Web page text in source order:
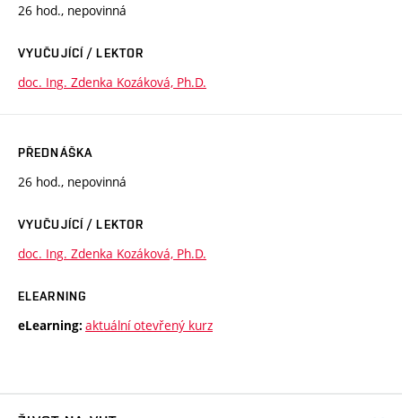
26 hod., nepovinná
VYUČUJÍCÍ / LEKTOR
doc. Ing. Zdenka Kozáková, Ph.D.
PŘEDNÁŠKA
26 hod., nepovinná
VYUČUJÍCÍ / LEKTOR
doc. Ing. Zdenka Kozáková, Ph.D.
ELEARNING
eLearning: aktuální otevřený kurz